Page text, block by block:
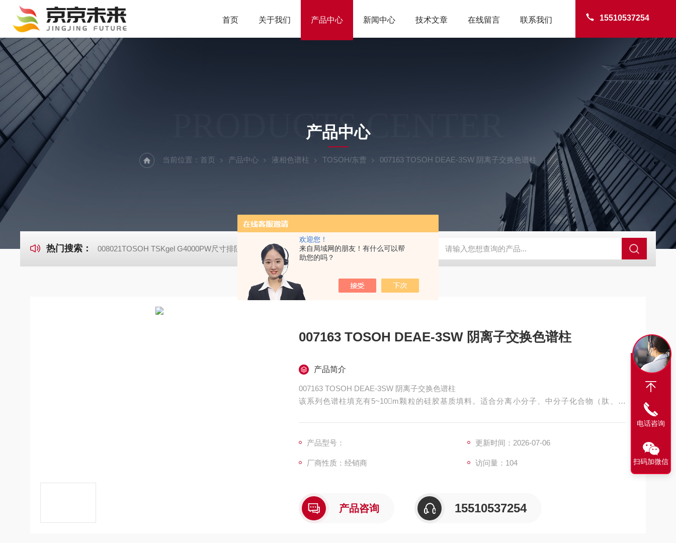
欢迎您！
来自局域网的朋友！有什么可以帮
助您的吗？
15510537254
首页 关于我们 产品中心 新闻中心 技术文章 在线留言 联系我们
PRODUCTS CENTER
产品中心
当前位置： 首页 产品中心 液相色谱柱 TOSOH/东曹 007163 TOSOH DEAE-3SW 阴离子交换色谱柱
热门搜索： 008021TOSOH TSKgel G4000PW尺寸排阻色谱柱 CHIRALPAK®IC大赛璐手性色谱柱 Halo C18Halo 核壳型液相色谱柱 Xbridge BEH C18XBridge液相色谱柱
007163 TOSOH DEAE-3SW 阴离子交换色谱柱
产品简介
007163 TOSOH DEAE-3SW 阴离子交换色谱柱
该系列色谱柱填充有5~10m颗粒的硅胶基质填料。适合分离小分子、中分子化合物（肽、核
产品型号： 更新时间：2026-07-06
厂商性质：经销商 访问量：104
产品咨询 15510537254
电话咨询
扫码加微信